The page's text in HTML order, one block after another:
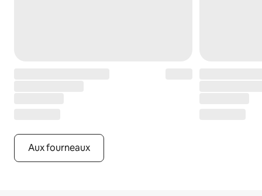
Aux fourneaux